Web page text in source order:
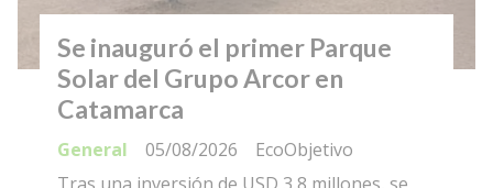
Se inauguró el primer Parque
Solar del Grupo Arcor en
Catamarca
EcoObjetivo
General
05/08/2026